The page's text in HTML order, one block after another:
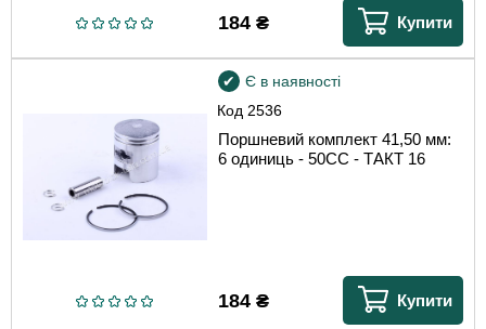
184₴ Купити
Код 2536
Є в наявності
Поршневий комплект 41,50 мм:
6 одиниць - 50CC - ТАКТ 16
184₴ Купити